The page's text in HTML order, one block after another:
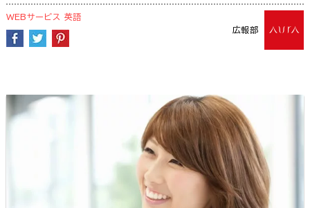
広報部
WEBサービス 英語